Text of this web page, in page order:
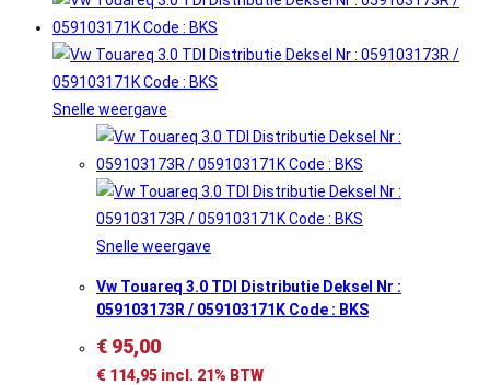
Snelle weergave
Snelle weergave
Vw Touareq 3.0 TDI Distributie Deksel Nr :
059103173R / 059103171K Code : BKS
€ 95,00
€ 114,95 incl. 21% BTW